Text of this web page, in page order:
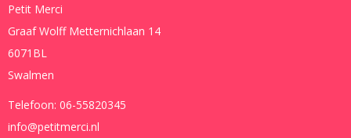
Petit Merci
Graaf Wolff Metternichlaan 14
6071BL
Swalmen
Telefoon: 06-55820345
info@petitmerci.nl